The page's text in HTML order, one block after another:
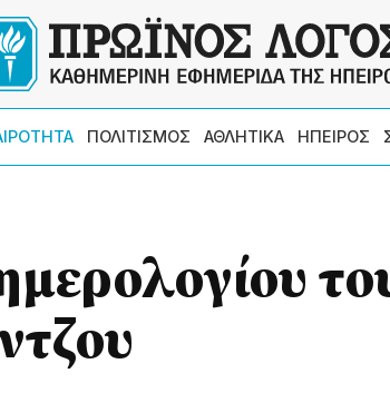
ΠΟΛΙΤΙΣΜΟΣ ΑΘΛΗΤΙΚΑ ΗΠΕΙΡΟΣ